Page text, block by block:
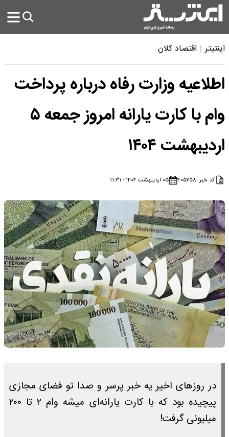
اینتیتر اقتصاد کلان
اطلاعیه وزارت رفاه درباره پرداخت
وام با کارت یارانه امروز جمعه ۵
اردیبهشت ۱۴۰۴
کد خبر :۴۰۵۲۵۸ ۰۵ اردیبهشت ۱۴۰۴ - ۱۱:۳۱
در روزهای اخیر یه خبر پرسر و صدا تو فضای مجازی
پیچیده بود که با کارت یارانه‌ای میشه وام ۲ تا ۲۰۰
میلیونی گرفت!